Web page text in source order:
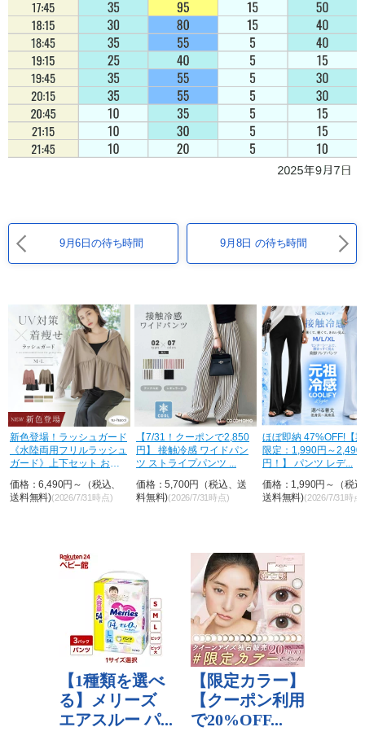
9月6日の待ち時間 9月8日 の待ち時間
登場！ラッシュガード
陸両用フリルラッシュ
ド》上下セット おし
：6,490円～（税込、
無料)(2026/7/31時点)
【7/31！クーポンで2,850
円】 接触冷感 ワイドパン
ツ ストライプパンツ ...
価格：5,700円（税込、送
料無料)(2026/7/31時点)
ほぼ即納 47%OFF!【期間
限定：1,990円～2,490
円！】 パンツ レデ...
価格：1,990円～（税込、
送料無料)(2026/7/31時点)